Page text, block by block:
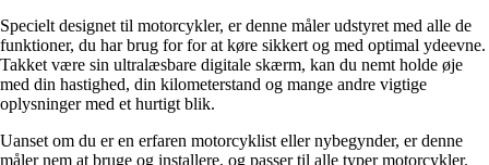
Specielt designet til motorcykler, er denne måler udstyret med alle de
funktioner, du har brug for for at køre sikkert og med optimal ydeevne.
Takket være sin ultralæsbare digitale skærm, kan du nemt holde øje
med din hastighed, din kilometerstand og mange andre vigtige
oplysninger med et hurtigt blik.
Uanset om du er en erfaren motorcyklist eller nybegynder, er denne
måler nem at bruge og installere, og passer til alle typer motorcykler.